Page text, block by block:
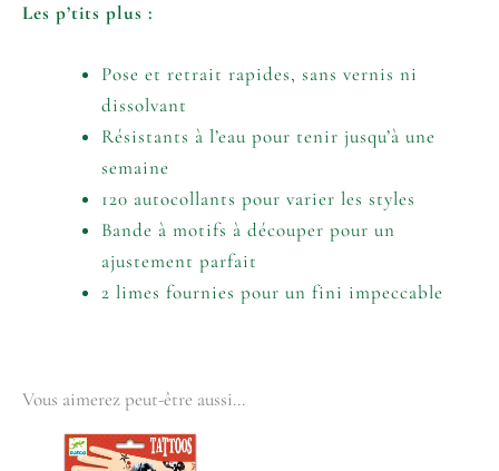
Les p’tits plus :
Pose et retrait rapides, sans vernis ni
dissolvant
Résistants à l’eau pour tenir jusqu’à une
semaine
120 autocollants pour varier les styles
Bande à motifs à découper pour un
ajustement parfait
2 limes fournies pour un fini impeccable
Vous aimerez peut-être aussi…